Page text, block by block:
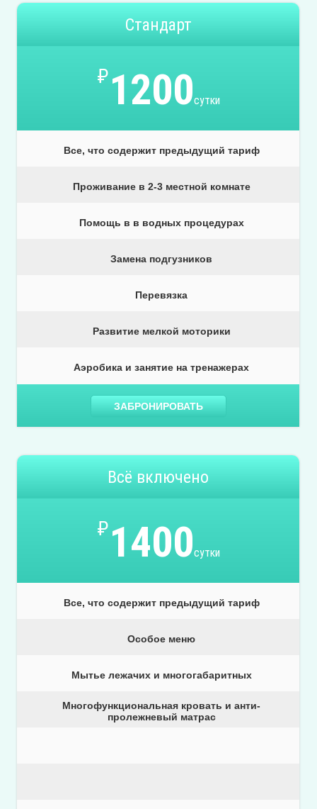
Стандарт
₽1200сутки
Все, что содержит предыдущий тариф
Проживание в 2-3 местной комнате
Помощь в в водных процедурах
Замена подгузников
Перевязка
Развитие мелкой моторики
Аэробика и занятие на тренажерах
ЗАБРОНИРОВАТЬ
Всё включено
₽1400сутки
Все, что содержит предыдущий тариф
Особое меню
Мытье лежачих и многогабаритных
Многофункциональная кровать и анти-
пролежневый матрас